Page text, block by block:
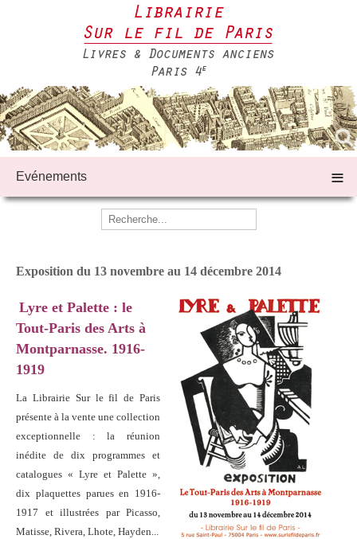
Evénements ≡
Exposition du 13 novembre au 14 décembre 2014
Lyre et Palette : le
Tout-Paris des Arts à
Montparnasse. 1916-
1919
La Librairie Sur le fil de Paris
présente à la vente une collection
exceptionnelle : la réunion
inédite de dix programmes et
catalogues « Lyre et Palette »,
dix plaquettes parues en 1916-
1917 et illustrées par Picasso,
Matisse, Rivera, Lhote, Hayden...